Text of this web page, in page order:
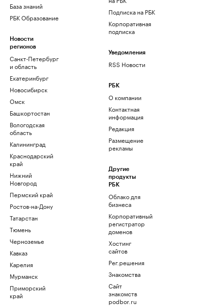
База знаний
РБК Образование
Новости
регионов
Санкт-Петербург
и область
Екатеринбург
Новосибирск
Омск
Башкортостан
Вологодская
область
Калининград
Краснодарский
край
Нижний
Новгород
Пермский край
Ростов-на-Дону
Татарстан
Тюмень
Черноземье
Кавказ
Карелия
Мурманск
Приморский
край
Подписка на РБК
Корпоративная
подписка
Уведомления
RSS Новости
РБК
О компании
Контактная
информация
Редакция
Размещение
рекламы
Другие
продукты
РБК
Облако для
бизнеса
Корпоративный
регистратор
доменов
Хостинг
сайтов
Рег.решения
Знакомства
Сайт
знакомств
podbor.ru